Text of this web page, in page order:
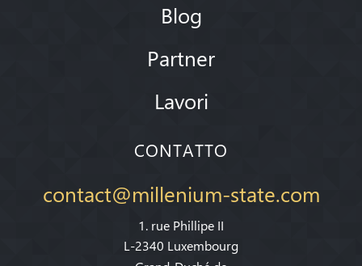
Blog
Partner
Lavori
CONTATTO
contact@millenium-state.com
1. rue Phillipe II
L-2340 Luxembourg